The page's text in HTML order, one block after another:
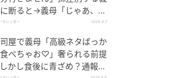
断ると→義母「じゃあ、私
」妻絶句＜こどおじ義兄＞
カレンダー 2026.8.7
屋で義母「高級ネタばっか
食べちゃお♡」奢られる前提
かし食後に青ざめ？通報さ
カレンダー 2026.8.6